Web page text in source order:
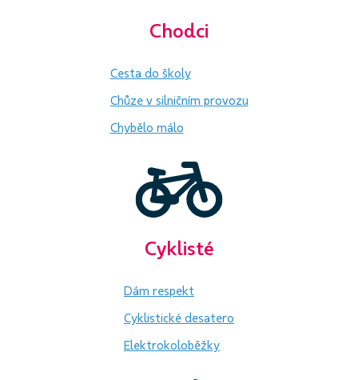
Chodci
Cesta do školy
Chůze v silničním provozu
Chybělo málo
Cyklisté
Dám respekt
Cyklistické desatero
Elektrokoloběžky